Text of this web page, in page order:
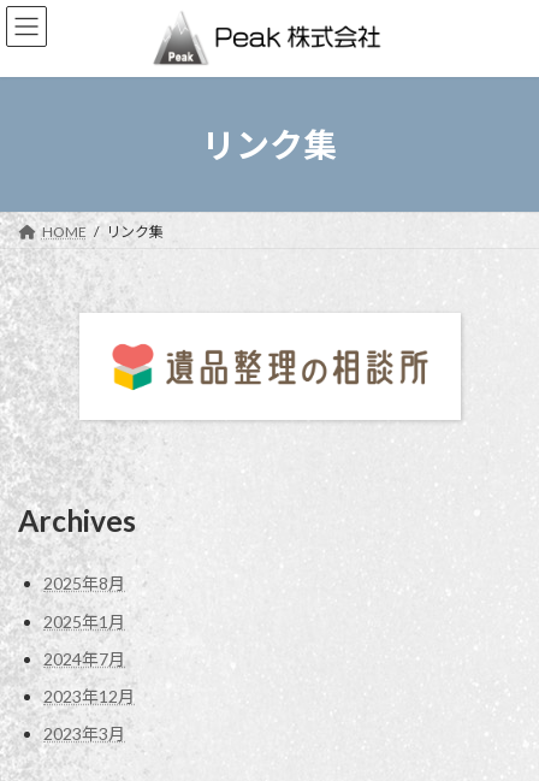
コ
ン
ン
プ
ナ
ビ
ー
動
リンク集
HOME リンク集
Archives
2025年8月
2025年1月
2024年7月
2023年12月
2023年3月